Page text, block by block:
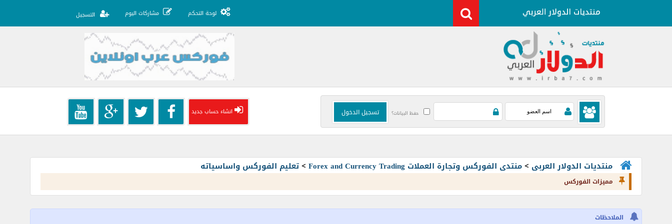
لوحة التحكم مشاركات اليوم التسجيل
حفظ البيانات؟ انشاء حساب جديد
منتديات الدولار العربى >منتدى الفوركس وتجارة العملات Forex and Currency Trading >تعليم الفوركس واساسياته
مميزات الفوركس
الملاحظات